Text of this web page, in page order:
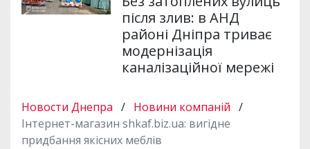
після злив: в АНД
районі Дніпра триває
модернізація
каналізаційної мережі
Новости Днепра / Новини компаній /
Інтернет-магазин shkaf.biz.ua: вигідне
придбання якісних меблів